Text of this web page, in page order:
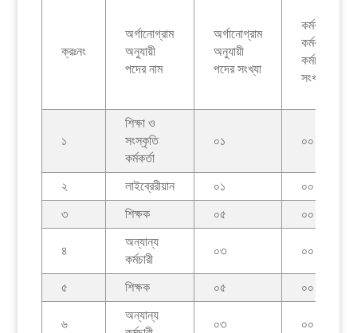
ক্রঃনং
অর্গানোগ্রাম
অনুযায়ী
পদের নাম
অর্গানোগ্রাম
অনুযায়ী
পদের সংখ্যা
কর্মরত
কর্মকর্তা/
কর্মচারীদের
সংখ্যা
১
শিক্ষা ও
সংস্কৃতি
কর্মকর্তা
০১ ০০
২ লাইব্রেরীয়ান ০১ ০০
৩ শিক্ষক ০৫ ০০
৪
অন্যান্য
কর্মচারী
০৩ ০০
৫ শিক্ষক ০৫ ০০
৬
অন্যান্য
০৩ ০০